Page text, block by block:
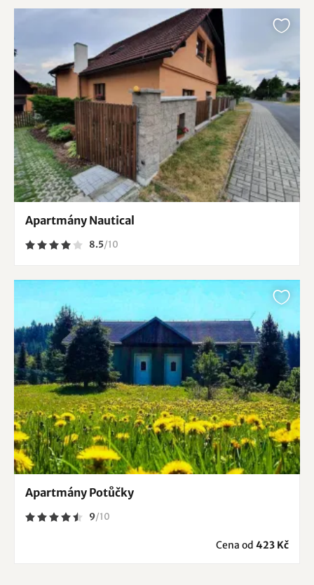
Apartmány Nautical
8.5/10
Apartmány Potůčky
9/10
Cena od 423 Kč